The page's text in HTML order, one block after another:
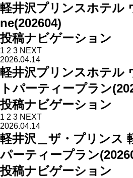
軽井沢プリンスホテル
ne(202604)
投稿ナビゲーション
1 2 3 NEXT
2026.04.14
軽井沢プリンスホテル
トパーティープラン
投稿ナビゲーション
1 2 3 NEXT
2026.04.14
軽井沢＿ザ・プリンス
パーティープラン
投稿ナビゲーション